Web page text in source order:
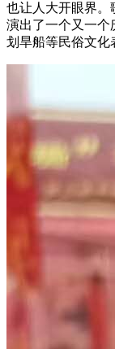
也让人大开眼界。
演出了一个又一个
划旱船等民俗文化